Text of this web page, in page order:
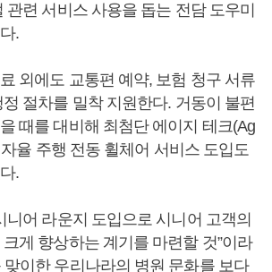
관련 서비스 사용을 돕는 전담 도우미
.
외에도 교통편 예약, 보험 청구 서류
절차를 밀착 지원한다. 거동이 불편
때를 대비해 최첨단 에이지 테크(Ag
율 주행 전동 휠체어 서비스 도입도
.
니어 라운지 도입으로 시니어 고객의
게 향상하는 계기를 마련할 것”이라
맞이한 우리나라의 병원 문화를 보다